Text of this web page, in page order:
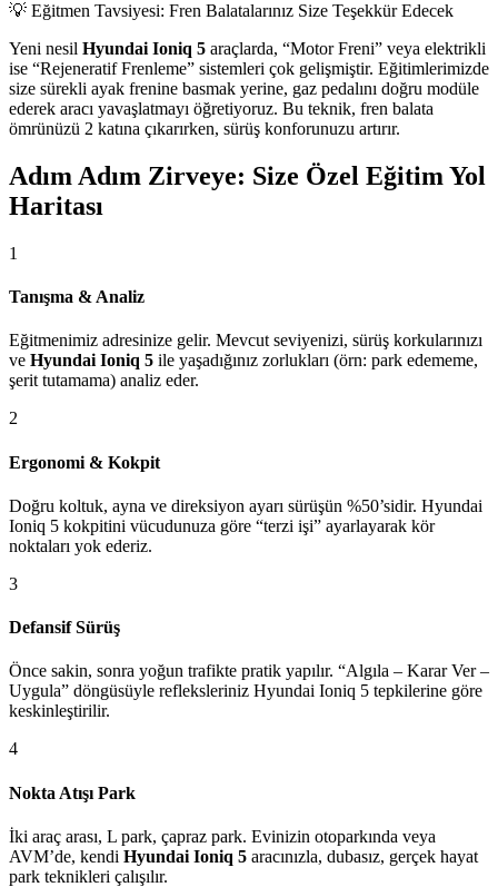
💡 Eğitmen Tavsiyesi: Fren Balatalarınız Size Teşekkür Edecek
Yeni nesil Hyundai Ioniq 5 araçlarda, “Motor Freni” veya elektrikli
ise “Rejeneratif Frenleme” sistemleri çok gelişmiştir. Eğitimlerimizde
size sürekli ayak frenine basmak yerine, gaz pedalını doğru modüle
ederek aracı yavaşlatmayı öğretiyoruz. Bu teknik, fren balata
ömrünüzü 2 katına çıkarırken, sürüş konforunuzu artırır.
Adım Adım Zirveye: Size Özel Eğitim Yol
Haritası
1
Tanışma & Analiz
Eğitmenimiz adresinize gelir. Mevcut seviyenizi, sürüş korkularınızı
ve Hyundai Ioniq 5 ile yaşadığınız zorlukları (örn: park edememe,
şerit tutamama) analiz eder.
2
Ergonomi & Kokpit
Doğru koltuk, ayna ve direksiyon ayarı sürüşün %50’sidir. Hyundai
Ioniq 5 kokpitini vücudunuza göre “terzi işi” ayarlayarak kör
noktaları yok ederiz.
3
Defansif Sürüş
Önce sakin, sonra yoğun trafikte pratik yapılır. “Algıla – Karar Ver –
Uygula” döngüsüyle refleksleriniz Hyundai Ioniq 5 tepkilerine göre
keskinleştirilir.
4
Nokta Atışı Park
İki araç arası, L park, çapraz park. Evinizin otoparkında veya
AVM’de, kendi Hyundai Ioniq 5 aracınızla, dubasız, gerçek hayat
park teknikleri çalışılır.